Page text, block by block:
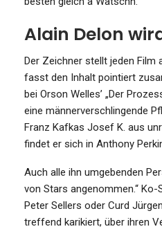
Alain Delon
Der Zeichner stellt jeden Film
fasst den Inhalt pointiert
bei Orson Welles’ „Der
eine männerverschlingende
Franz Kafkas Josef K. aus
findet er sich in Anthony
Auch alle ihn umgebenden
von Stars angenommen.“
Peter Sellers oder Curd
treffend karikiert, über ihren